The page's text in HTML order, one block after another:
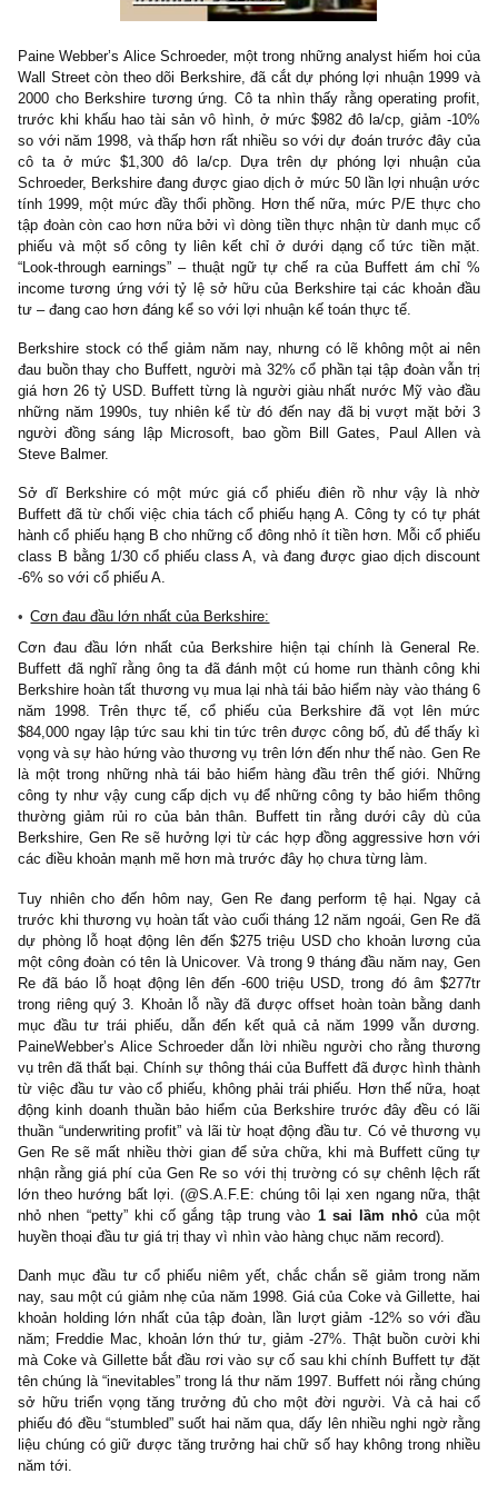
rẻ để thực hiện một thương vụ mua cổ phiếu quỹ lại lớn.
gọi bảng cân đối kể toán của Berkshire tựa pháo đài Knox, với
và 36 tỷ USD tiền & các khoản tương đương tiền. Một trong số
lần hiếm hoi Buffett bàn về giá trị thực của Berkshire trong
thường niên năm 1998, ông ta nói rằng giá trị thực của tập
hơn rất nhiều so với book value, bởi vì nó chưa phản ánh hết khả
sinh lời trên vốn của các đơn vị hiệu quả như GEICO.
Buffett có rất nhiều thứ để tự hào về, chẳng hạn như lợi
Berkshire trong ba thập kỷ qua đã mang về mức tăng trưởng
đến 24% CAGR. Xét đến quy mô khổng lồ của tập đoàn, Buffett
nhắn nhủ các cổ đông của mình rằng nên giảm mức kỳ vọng
trưởng xuống tầm 15% CAGR mà thôi. Nhưng với kết quả
Berkshire dường như không còn khả năng thực hiện cả mục
hơn, phần lớn bởi vì tác động của khoản đầu tư tệ hại vào Gen
sự sụt giảm vốn hóa thị trường của một vài cổ phiếu tiêu biểu
danh mục đầu tư, bao gồm Coke, Gillettte hay Freddie Mac.
Paine Webber’s Alice Schroeder, một trong những analyst hiếm
Wall Street còn theo dõi Berkshire, đã cắt dự phóng lợi nhuận
2000 cho Berkshire tương ứng. Cô ta nhìn thấy rằng operating
trước khi khấu hao tài sản vô hình, ở mức $982 đô la/cp, giảm
so với năm 1998, và thấp hơn rất nhiều so với dự đoán trước
cô ta ở mức $1,300 đô la/cp. Dựa trên dự phóng lợi
Schroeder, Berkshire đang được giao dịch ở mức 50 lần lợi
tính 1999, một mức đầy thổi phồng. Hơn thế nữa, mức P/E
tập đoàn còn cao hơn nữa bởi vì dòng tiền thực nhận từ danh
“Look-through earnings” – thuật ngữ tự chế ra của Buffett ám
income tương ứng với tỷ lệ sở hữu của Berkshire tại các
tư – đang cao hơn đáng kể so với lợi nhuận kế toán thực tế.
Berkshire stock có thể giảm năm nay, nhưng có lẽ không một
đau buồn thay cho Buffett, người mà 32% cổ phần tại tập đoàn
giá hơn 26 tỷ USD. Buffett từng là người giàu nhất nước Mỹ
những năm 1990s, tuy nhiên kể từ đó đến nay đã bị vượt mặt
người đồng sáng lập Microsoft, bao gồm Bill Gates, Paul
Steve Balmer.
Sở dĩ Berkshire có một mức giá cổ phiếu điên rồ như vậy
Buffett đã từ chối việc chia tách cổ phiếu hạng A. Công ty có
hành cổ phiếu hạng B cho những cổ đông nhỏ ít tiền hơn. Mỗi cổ
class B bằng 1/30 cổ phiếu class A, và đang được giao dịch
Cơn đau đầu lớn nhất của Berkshire:
Cơn đau đầu lớn nhất của Berkshire hiện tại chính là
Buffett đã nghĩ rằng ông ta đã đánh một cú home run thành
Berkshire hoàn tất thương vụ mua lại nhà tái bảo hiểm này vào
năm 1998. Trên thực tế, cổ phiếu của Berkshire đã vọt lên
$84,000 ngay lập tức sau khi tin tức trên được công bố, đủ để
vọng và sự hào hứng vào thương vụ trên lớn đến như thế nào.
là một trong những nhà tái bảo hiểm hàng đầu trên thế giới.